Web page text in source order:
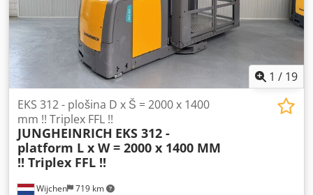
1 / 19
Wijchen 719 km
EKS 312 - plošina D x Š = 2000 x 1400
mm !! Triplex FFL !!
JUNGHEINRICH EKS 312 -
platform L x W = 2000 x 1400 MM
!! Triplex FFL !!